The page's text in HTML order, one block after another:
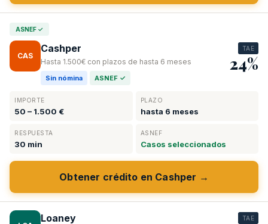
ASNEF ✓
CAS
Cashper
Hasta 1.500€ con plazos de hasta 6 meses
Sin nómina ASNEF ✓
TAE
24%
IMPORTE
50 – 1.500 €
PLAZO
hasta 6 meses
RESPUESTA
30 min
ASNEF
Casos seleccionados
Obtener crédito en Cashper →
Loaney TAE